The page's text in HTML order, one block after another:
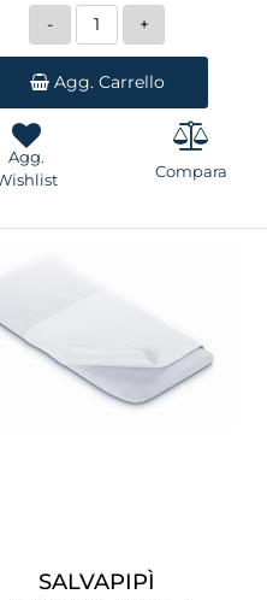
Quantità
Agg. Carrello
Agg.
Compara
SALVAPIPÌ